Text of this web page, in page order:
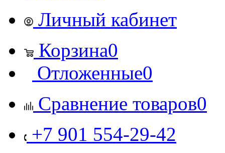
Личный кабинет
Корзина0
Отложенные0
Сравнение товаров0
+7 901 554-29-42